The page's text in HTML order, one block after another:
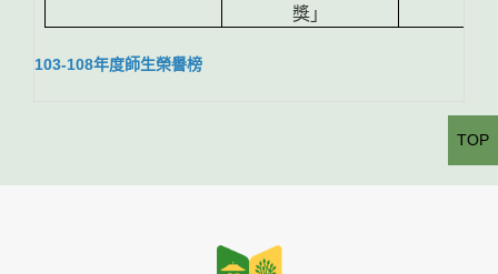
獎」
103-108年度師生榮譽榜
TOP